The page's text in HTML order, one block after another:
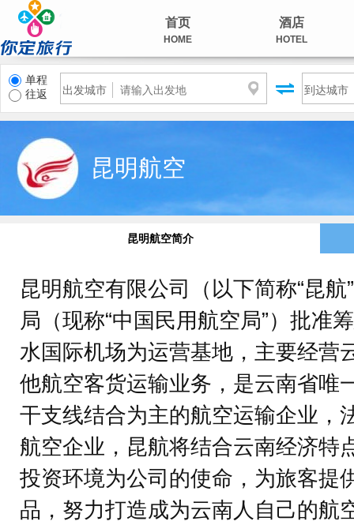
首页
HOME
酒店
HOTEL
单程
往返
出发城市 到达城市
昆明航空
昆明航空简介
昆明航空有限公司（以下简称“昆
局（现称“中国民用航空局”）批准
水国际机场为运营基地，主要经营
他航空客货运输业务，是云南省唯
干支线结合为主的航空运输企业，
航空企业，昆航将结合云南经济特
投资环境为公司的使命，为旅客提
品，努力打造成为云南人自己的航